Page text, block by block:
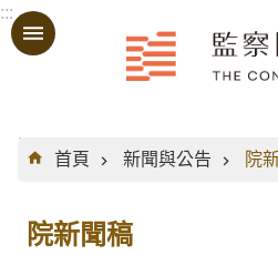
跳到主要內容區塊
:::
:::
首頁
新聞與公告 院
院新聞稿